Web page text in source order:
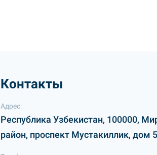
Контакты
Адрес:
Республика Узбекистан, 100000,
район, проспект Мустакиллик, дом 5